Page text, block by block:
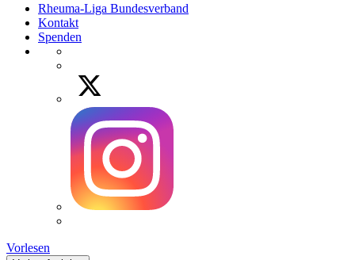
Rheuma-Liga Bundesverband
Kontakt
Spenden
Vorlesen